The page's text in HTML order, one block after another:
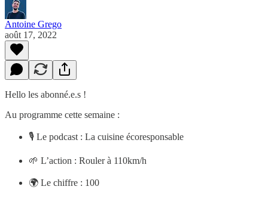
Antoine Grego
août 17, 2022
Hello les abonné.e.s !
Au programme cette semaine :
🎙 Le podcast : La cuisine écoresponsable
🌱 L’action : Rouler à 110km/h
🌍 Le chiffre : 100